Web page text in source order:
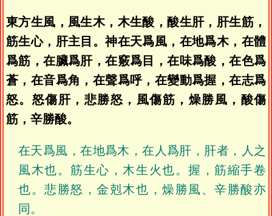
東方生風，風生木，木生酸，酸生肝，肝生筋，
筋生心，肝主目。神在天爲風，在地爲木，在體
爲筋，在臟爲肝，在竅爲目，在味爲酸，在色爲
蒼，在音爲角，在聲爲呼，在變動爲握，在志爲
怒。怒傷肝，悲勝怒，風傷筋，燥勝風，酸傷
筋，辛勝酸。
在天爲風，在地爲木，在人爲肝，肝者，人之
風木也。筋生心，木生火也。握，筋縮手卷
也。悲勝怒，金剋木也，燥勝風、辛勝酸亦
同。